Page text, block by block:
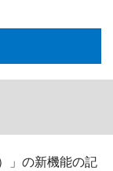
」の新機能の記